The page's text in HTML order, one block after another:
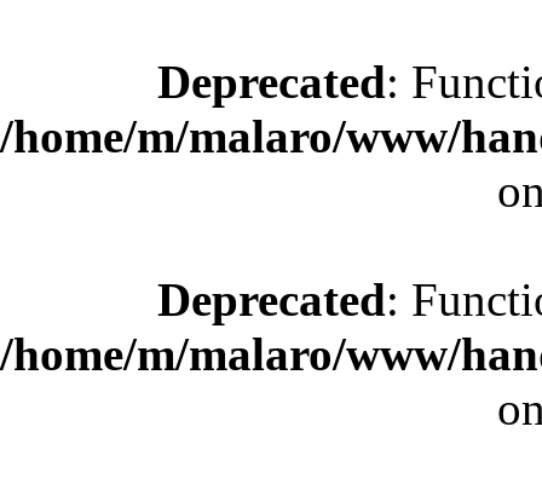
Deprecated:
/home/m/malaro/www/
Deprecated:
/home/m/malaro/www/